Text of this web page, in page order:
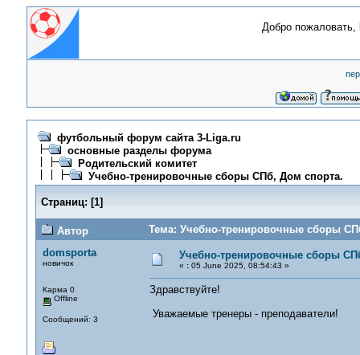
Добро пожаловать,
футбольный форум сайта 3-Liga.ru
основные разделы форума
Родительский комитет
Учебно-тренировочные сборы СПб, Дом спорта.
Страниц: [1]
Автор
Тема: Учебно-тренировочные сборы
domsporta
новичок
Карма 0
Offline
Сообщений: 3
Учебно-тренировочные сборы
« :05 June 2025, 08:54:43 »
Здравствуйте!
Уважаемые тренеры - преподаватели!